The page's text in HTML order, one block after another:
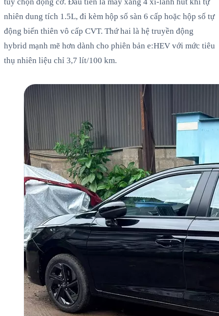
tùy chọn động cơ. Đầu tiên là máy xăng 4 xi-lanh hút khí tự
nhiên dung tích 1.5L, đi kèm hộp số sàn 6 cấp hoặc hộp số tự
động biến thiên vô cấp CVT. Thứ hai là hệ truyền động
hybrid mạnh mẽ hơn dành cho phiên bản e:HEV với mức tiêu
thụ nhiên liệu chỉ 3,7 lít/100 km.